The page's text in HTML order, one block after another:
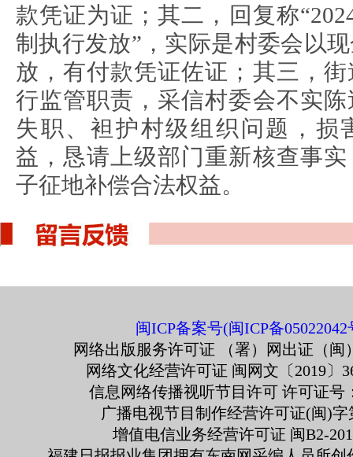
款凭证为证；其二，回复称
制执行发放”，实际是村委会以
放，有付款凭证佐证；其三，
行监管职责，采信村委会不实
失职、袒护村级组织问题，损
益，恳请上级部门重新核查事
子征地补偿合法权益。
闽ICP备案号(闽ICP备05022042
网络出版服务许可证 （署）网出证（闽
网络文化经营许可证 闽网文〔2019〕
信息网络传播视听节目许可 许可证号
广播电视节目制作经营许可证(闽)字
增值电信业务经营许可证 闽B2-